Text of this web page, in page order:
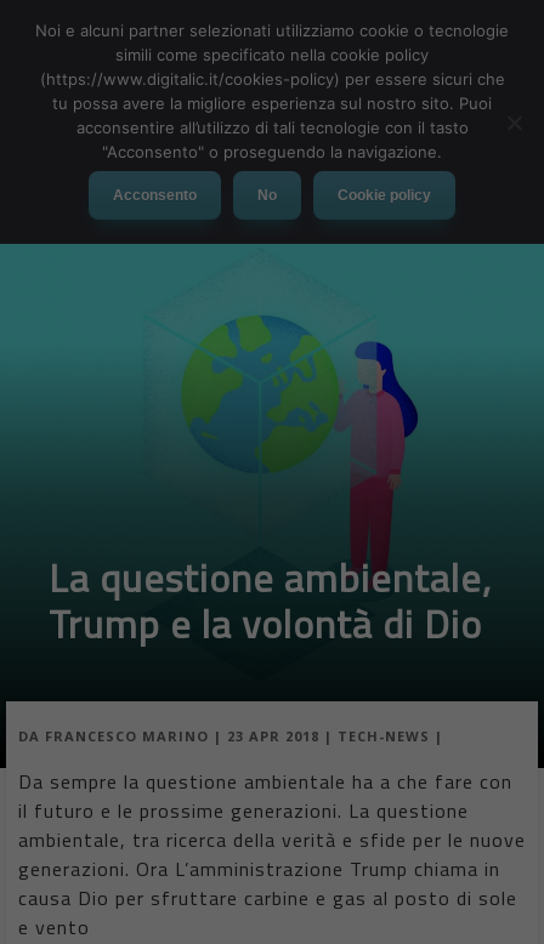
MENU
La questione ambientale,
Trump e la volontà di Dio
DA FRANCESCO MARINO | 23 APR 2018 | TECH-NEWS |
Da sempre la questione ambientale ha a che fare con
il futuro e le prossime generazioni. La questione
ambientale, tra ricerca della verità e sfide per le nuove
generazioni. Ora L’amministrazione Trump chiama in
causa Dio per sfruttare carbine e gas al posto di sole
e vento
Noi e alcuni partner selezionati utilizziamo cookie o tecnologie
simili come specificato nella cookie policy
(https://www.digitalic.it/cookies-policy) per essere sicuri che
tu possa avere la migliore esperienza sul nostro sito. Puoi
acconsentire all’utilizzo di tali tecnologie con il tasto
"Acconsento" o proseguendo la navigazione.
Acconsento No Cookie policy